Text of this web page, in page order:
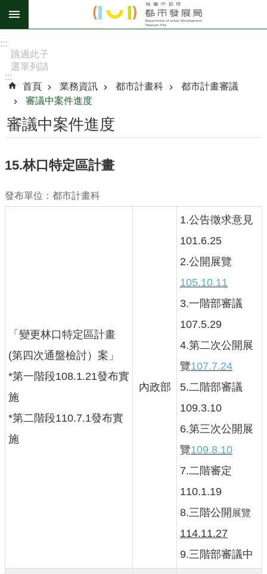
跳到主要內容區塊
階
搜
尋
訊
公
認
錄
業
務
資
訊
便
民
:::
跳過此子
選單列請
[Enter]，
繼續則按
[Tab]
:::
首頁
業務資訊 都市計畫科
都市計畫審議
審議中案件進度
審議中案件進度
15.林口特定區計畫
發布單位：都市計畫科
「變更林口特定區計畫
(第四次通盤檢討）案」
*第一階段108.1.21發布實
施
*第二階段110.7.1發布實
施
內政部
1.公告徵求意見
101.6.25
2.公開展覽
105.10.11
3.一階部審議
107.5.29
4.第二次公開展
覽107.7.24
5.二階部審議
109.3.10
6.第三次公開展
覽109.8.10
7.二階審定
110.1.19
8.三階公開 展覽
114.11.27
9.三階部審議中